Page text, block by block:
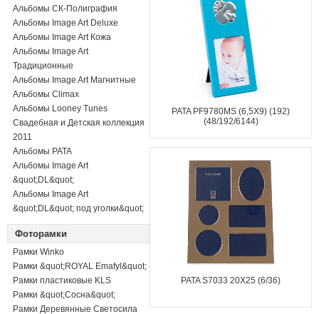
Альбомы СК-Полиграфия
Альбомы Image Art Deluxe
Альбомы Image Art Кожа
Альбомы Image Art
Традиционные
Альбомы Image Art Магнитные
Альбомы Climax
Альбомы Looney Tunes
Свадебная и Детская коллекция
2011
Альбомы PATA
Альбомы Image Art
&quot;DL&quot;
Альбомы Image Art
&quot;DL&quot; под уголки&quot;
Фоторамки
Рамки Winko
Рамки &quot;ROYAL Emafyl&quot;
Рамки пластиковые KLS
Рамки &quot;Сосна&quot;
Рамки Деревянные Светосила
PATA PF9780MS (6,5X9) (192)
(48/192/6144)
PATA S7033 20X25 (6/36)